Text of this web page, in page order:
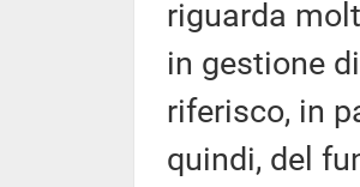
riguarda
in gestione
riferisco, in
quindi, del